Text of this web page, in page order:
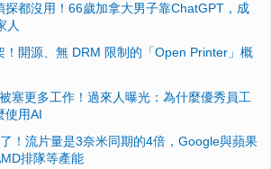
探都沒用！66歲加拿大男子靠ChatGPT，成
人
！開源、無 DRM 限制的「Open Printer」概
塞更多工作！過來人曝光：為什麼優秀員工
使用AI
！流片量是3奈米同期的4倍，Google與蘋果
排隊等產能